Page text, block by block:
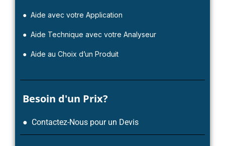
● Aide avec votre Application
● Aide Technique avec votre Analyseur
● Aide au Choix d’un Produit
Besoin d'un Prix?
● Contactez-Nous pour un Devis